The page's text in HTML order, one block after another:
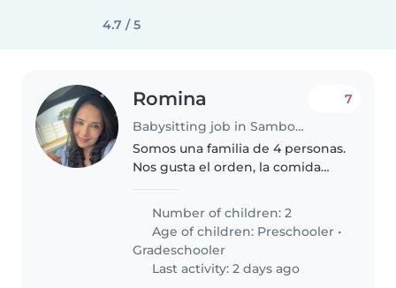
4.7 / 5
Romina
Babysitting job in Samborondón
7
Somos una familia de 4 personas.
Nos gusta el orden, la comida
casa. Buscamos una persona
puntual, responsable,
comprometida, con referencias
que nos ayude..
Number of children: 2
Age of children: Preschooler •
Gradeschooler
Last activity: 2 days ago